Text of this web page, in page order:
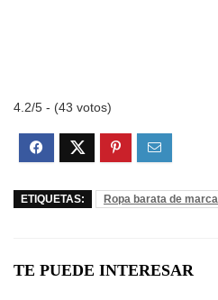
4.2/5 - (43 votos)
ETIQUETAS: Ropa barata de marca
TE PUEDE INTERESAR